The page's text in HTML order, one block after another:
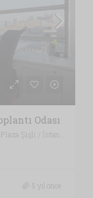
Odası
5 yıl önce